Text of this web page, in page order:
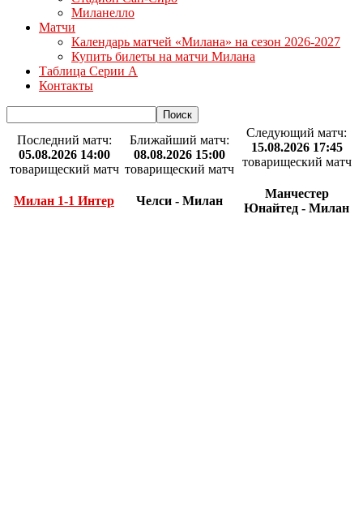
Миланелло
Матчи
Календарь матчей «Милана» на сезон 2026-2027
Купить билеты на матчи Милана
Таблица Серии А
Контакты
Последний матч:
05.08.2026 14:00
товарищеский матч
Милан 1-1 Интер
Ближайший матч:
08.08.2026 15:00
товарищеский матч
Челси - Милан
Следующий матч:
15.08.2026 17:45
товарищеский матч
Манчестер
Юнайтед - Милан